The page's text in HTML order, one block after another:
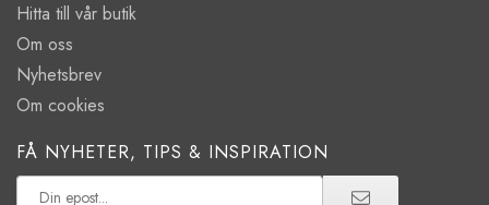
Hitta till vår butik
Om oss
Nyhetsbrev
Om cookies
FÅ NYHETER, TIPS & INSPIRATION